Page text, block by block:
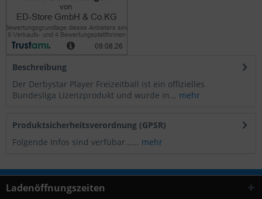
Beschreibung
Der Derbystar Player Freizeitball ist ein offizielles
Bundesliga Lizenzprodukt und wurde in... mehr
Produktsicherheitsverordnung (GPSR)
Folgende Infos sind verfübar...... mehr
Ladenöffnungszeiten